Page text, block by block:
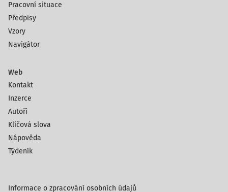
Pracovní situace
Předpisy
Vzory
Navigátor
Web
Kontakt
Inzerce
Autoři
Klíčová slova
Nápověda
Týdeník
Informace o zpracování osobních údajů